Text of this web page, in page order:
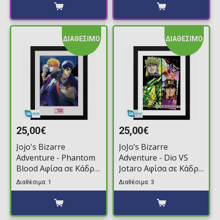
ΔΙΑΘΕΣΙΜΟ
25,00€
Jojo's Bizarre
Adventure - Phantom
Blood Αφίσα σε Κάδρο
(31x41cm)
Διαθέσιμα: 1
ΔΙΑΘΕΣΙΜΟ
25,00€
JoJo’s Bizarre
Adventure - Dio VS
Jotaro Αφίσα σε Κάδρο
(31x41cm)
Διαθέσιμα: 3